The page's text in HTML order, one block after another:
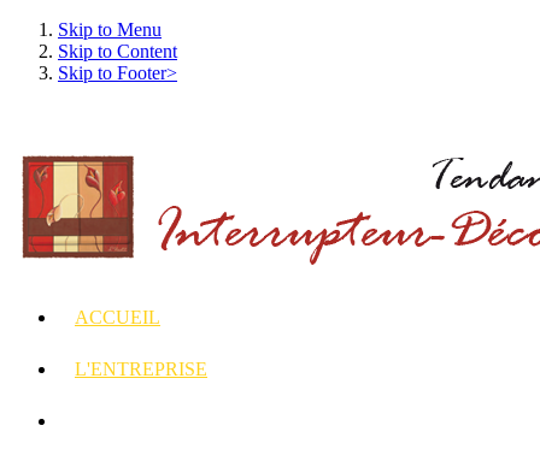
Skip to Menu
Skip to Content
Skip to Footer>
ACCUEIL
L'ENTREPRISE